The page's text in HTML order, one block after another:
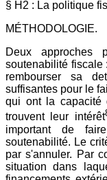
§ H2 : La politique
MÉTHODOLOGIE.
Deux approches
soutenabilité fiscale
rembourser sa
suffisantes pour le
qui ont la capacité
trouvent leur intérêt
important de
soutenabilité. Le
par s'annuler. Par
situation dans